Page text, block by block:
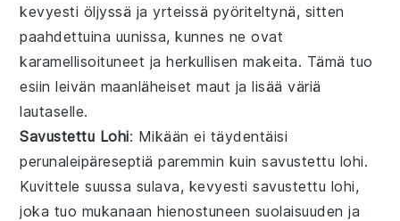
kevyesti öljyssä ja yrteissä pyöriteltynä, sitten
paahdettuina uunissa, kunnes ne ovat
karamellisoituneet ja herkullisen makeita. Tämä tuo
esiin leivän maanläheiset maut ja lisää väriä
lautaselle.
Savustettu Lohi: Mikään ei täydentäisi
perunaleipäreseptiä paremmin kuinsavustettu lohi.
Kuvittele suussa sulava, kevyesti savustettu lohi,
joka tuo mukanaan hienostuneen suolaisuuden ja